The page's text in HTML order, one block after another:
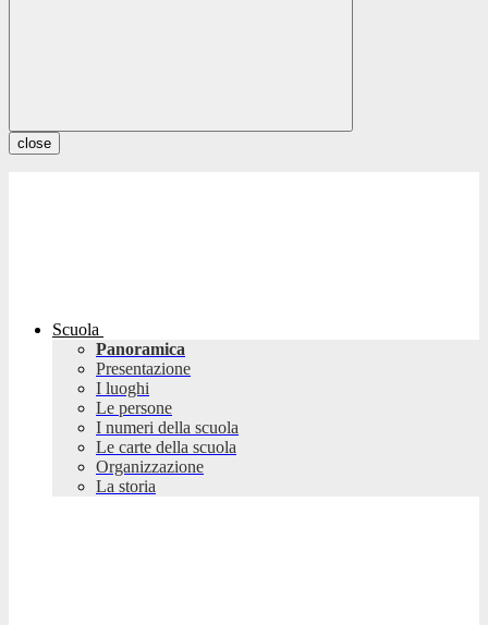
close
Scuola
Panoramica
Presentazione
I luoghi
Le persone
I numeri della scuola
Le carte della scuola
Organizzazione
La storia